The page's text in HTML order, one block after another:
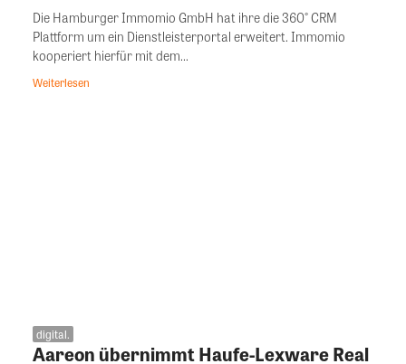
Die Hamburger Immomio GmbH hat ihre die 360° CRM
Plattform um ein Dienstleisterportal erweitert. Immomio
kooperiert hierfür mit dem...
Weiterlesen
digital.
Aareon übernimmt Haufe-Lexware Real